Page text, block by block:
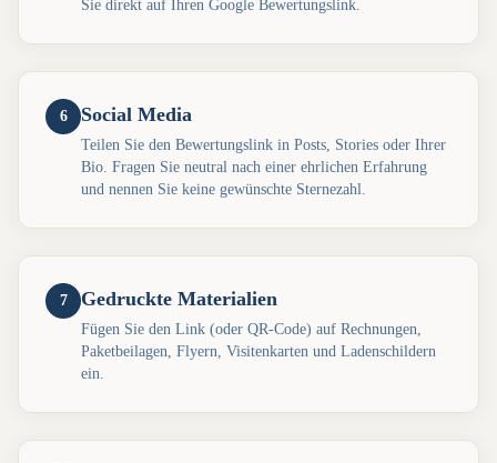
Sie direkt auf Ihren Google Bewertungslink.
6 Social Media
Teilen Sie den Bewertungslink in Posts, Stories oder Ihrer
Bio. Fragen Sie neutral nach einer ehrlichen Erfahrung
und nennen Sie keine gewünschte Sternezahl.
7 Gedruckte Materialien
Fügen Sie den Link (oder QR-Code) auf Rechnungen,
Paketbeilagen, Flyern, Visitenkarten und Ladenschildern
ein.